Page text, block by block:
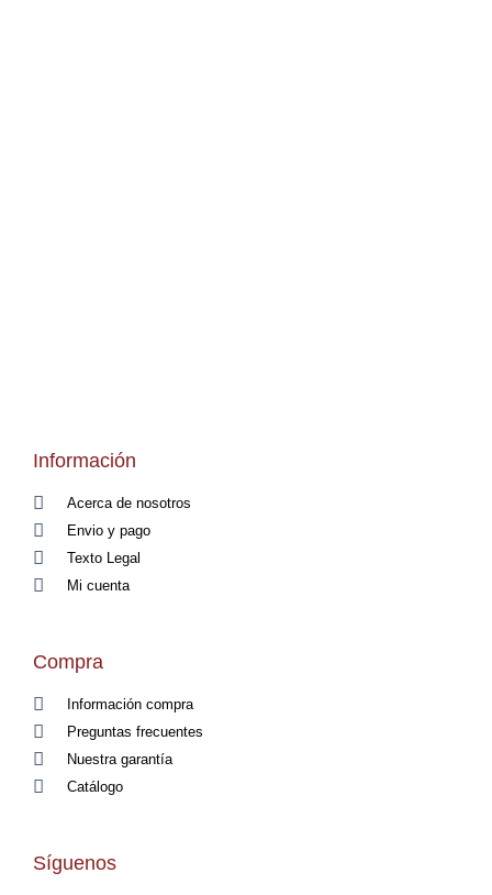
Información
Acerca de nosotros
Envio y pago
Texto Legal
Mi cuenta
Compra
Información compra
Preguntas frecuentes
Nuestra garantía
Catálogo
Síguenos